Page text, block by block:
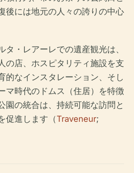
後には地元の人々の誇りの中心
タ・レアーレでの遺産観光は、
の店、ホスピタリティ施設を支
的なインスタレーション、そし
マ時代のドムス（住居）を特徴
園の統合は、持続可能な訪問と
促進します（Traveneur;